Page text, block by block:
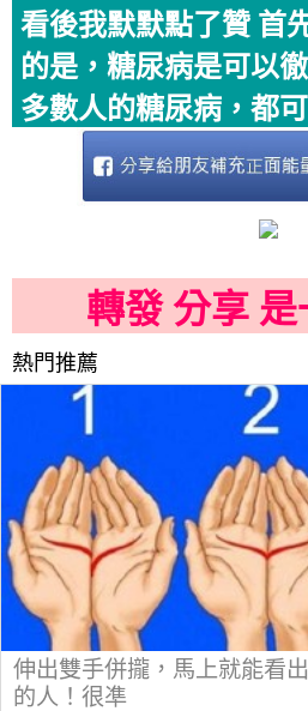
看後我默默點了贊 首
的是，糖尿病是可以
多數人的糖尿病，都
轉發 分享
熱門推薦
伸出雙手併攏，馬上就能看
的人！很凖